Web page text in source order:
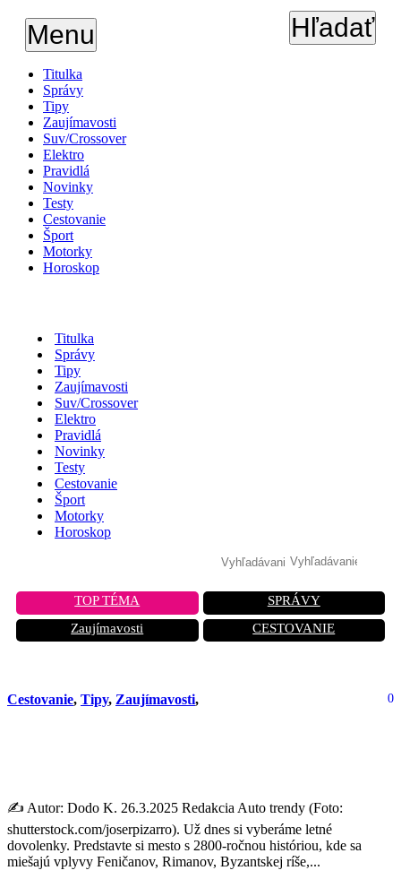
Menu Hľadať
Titulka
Správy
Tipy
Zaujímavosti
Suv/Crossover
Elektro
Pravidlá
Novinky
Testy
Cestovanie
Šport
Motorky
Horoskop
Titulka
Správy
Tipy
Zaujímavosti
Suv/Crossover
Elektro
Pravidlá
Novinky
Testy
Cestovanie
Šport
Motorky
Horoskop
TOP TÉMA
SPRÁVY
Zaujímavosti
CESTOVANIE
Cestovanie, Tipy, Zaujímavosti, 0
✍️ Autor: Dodo K. 26.3.2025 Redakcia Auto trendy (Foto:
shutterstock.com/joserpizarro). Už dnes si vyberáme letné
dovolenky. Predstavte si mesto s 2800-ročnou históriou, kde sa
miešajú vplyvy Feničanov, Rimanov, Byzantskej ríše,...